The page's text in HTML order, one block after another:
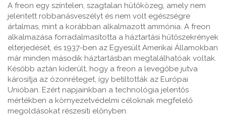
A freon egy színtelen, szagtalan hűtőközeg, amely nem
jelentett robbanásveszélyt és nem volt egészségre
ártalmas, mint a korábban alkalmazott ammónia. A freon
alkalmazása forradalmasította a háztartási hűtőszekrények
elterjedését, és 1937-ben az Egyesült Amerikai Államokban
már minden második háztartásban megtalálhatóak voltak.
Később aztán kiderült, hogy a freon a levegőbe jutva
károsítja az ózonréteget, így betiltották az Európai
Unióban. Ezért napjainkban a technológia jelentős
mértékben a környezetvédelmi céloknak megfelelő
megoldásokat részesíti előnyben.